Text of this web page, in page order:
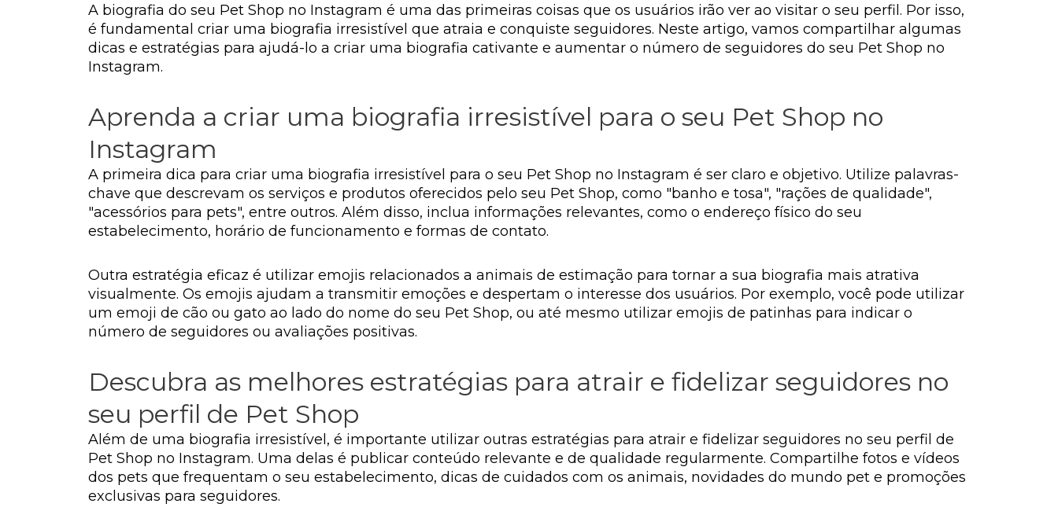
A biografia do seu Pet Shop no Instagram é uma das primeiras coisas que os usuários irão ver ao visitar o seu perfil. Por isso,
é fundamental criar uma biografia irresistível que atraia e conquiste seguidores. Neste artigo, vamos compartilhar algumas
dicas e estratégias para ajudá-lo a criar uma biografia cativante e aumentar o número de seguidores do seu Pet Shop no
Instagram.
Aprenda a criar uma biografia irresistível para o seu Pet Shop no
Instagram
A primeira dica para criar uma biografia irresistível para o seu Pet Shop no Instagram é ser claro e objetivo. Utilize palavras-
chave que descrevam os serviços e produtos oferecidos pelo seu Pet Shop, como "banho e tosa", "rações de qualidade",
"acessórios para pets", entre outros. Além disso, inclua informações relevantes, como o endereço físico do seu
estabelecimento, horário de funcionamento e formas de contato.
Outra estratégia eficaz é utilizar emojis relacionados a animais de estimação para tornar a sua biografia mais atrativa
visualmente. Os emojis ajudam a transmitir emoções e despertam o interesse dos usuários. Por exemplo, você pode utilizar
um emoji de cão ou gato ao lado do nome do seu Pet Shop, ou até mesmo utilizar emojis de patinhas para indicar o
número de seguidores ou avaliações positivas.
Descubra as melhores estratégias para atrair e fidelizar seguidores no
seu perfil de Pet Shop
Além de uma biografia irresistível, é importante utilizar outras estratégias para atrair e fidelizar seguidores no seu perfil de
Pet Shop no Instagram. Uma delas é publicar conteúdo relevante e de qualidade regularmente. Compartilhe fotos e vídeos
dos pets que frequentam o seu estabelecimento, dicas de cuidados com os animais, novidades do mundo pet e promoções
exclusivas para seguidores.